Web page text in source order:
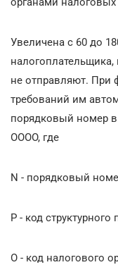
Увеличена с 60 до
не отправляют. При
требований им
порядковый номер в
OOOO, где
N - порядковый
P - код
O - код налогового